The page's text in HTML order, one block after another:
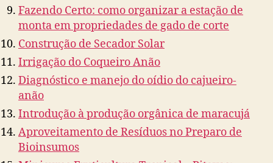
Fazendo Certo: como organizar a estação de
monta em propriedades de gado de corte
Construção de Secador Solar
Irrigação do Coqueiro Anão
Diagnóstico e manejo do oídio do cajueiro-
anão
Introdução à produção orgânica de maracujá
Aproveitamento de Resíduos no Preparo de
Bioinsumos